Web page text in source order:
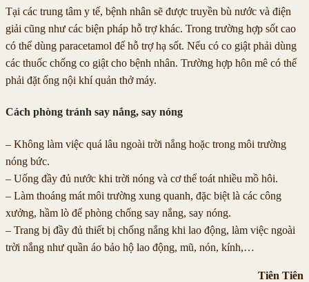
Tại các trung tâm y tế, bệnh nhân sẽ được truyền bù nước và điện
giải cũng như các biện pháp hỗ trợ khác. Trong trường hợp sốt cao
có thể dùng paracetamol để hỗ trợ hạ sốt. Nếu có co giật phải dùng
các thuốc chống co giật cho bệnh nhân. Trường hợp hôn mê có thể
phải đặt ống nội khí quản thở máy.
Cách phòng tránh say nắng, say nóng
– Không làm việc quá lâu ngoài trời nắng hoặc trong môi trường
nóng bức.
– Uống đầy đủ nước khi trời nóng và cơ thể toát nhiều mồ hôi.
– Làm thoáng mát môi trường xung quanh, đặc biệt là các công
xưởng, hầm lò để phòng chống say nắng, say nóng.
– Trang bị đầy đủ thiết bị chống nắng khi lao động, làm việc ngoài
trời nắng như quần áo bảo hộ lao động, mũ, nón, kính,…
Tiên Tiên